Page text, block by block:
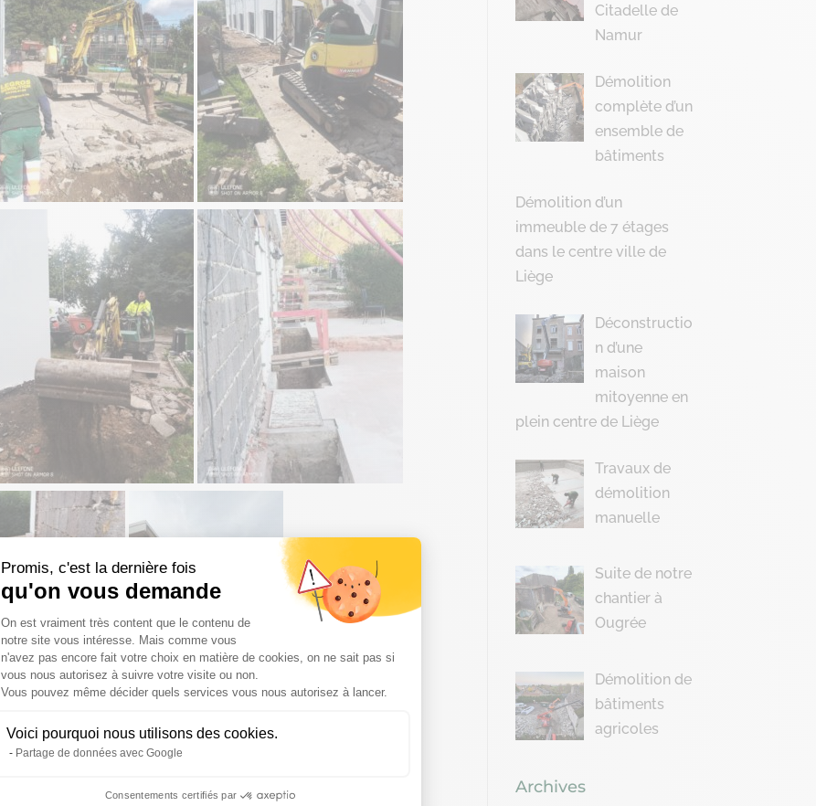
Promis, c'est la dernière fois
qu'on vous demande
Plateforme de Gestion du Consentement : Personnalisez vos Options
On est vraiment très content que le contenu de
notre site vous intéresse. Mais comme vous
n'avez pas encore fait votre choix en matière de cookies, on ne sait pas si
vous nous autorisez à suivre votre visite ou non.
Vous pouvez même décider quels services vous nous autorisez à lancer.
Voici pourquoi nous utilisons des cookies.
Partage de données avec Google
Consentements certifiés par
Axeptio consent
Citadelle de
Namur
Démolition
complète d’un
ensemble de
bâtiments
Démolition d’un
immeuble de 7 étages
dans le centre ville de
Liège
Déconstructio
n d’une
maison
mitoyenne en
plein centre de Liège
Travaux de
démolition
manuelle
Suite de notre
chantier à
Ougrée
Démolition de
bâtiments
agricoles
Archives